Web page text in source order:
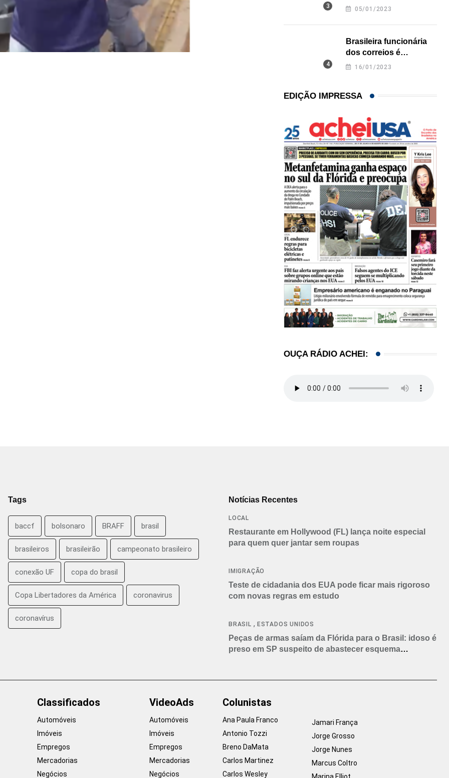
,
Em medida inédita, EUA revogam visto de
impressas em 3D é
05/01/2023
Brasileira funcionária
dos correios é
assassinada a facadas
16/01/2023
EDIÇÃO IMPRESSA
OUÇA RÁDIO ACHEI:
Tags
baccf bolsonaro BRAFF brasil
brasileiros brasileirão campeonato brasileiro
conexão UF copa do brasil
Copa Libertadores da América coronavirus
coronavírus
Notícias Recentes
LOCAL
Restaurante em Hollywood (FL) lança noite especial
para quem quer jantar sem roupas
IMIGRAÇÃO
Teste de cidadania dos EUA pode ficar mais rigoroso
com novas regras em estudo
BRASIL , ESTADOS UNIDOS
Peças de armas saíam da Flórida para o Brasil: idoso é
preso em SP suspeito de abastecer esquema
Classificados
Automóveis
Imóveis
Empregos
Mercadorias
Negócios
VideoAds
Automóveis
Imóveis
Empregos
Mercadorias
Negócios
Colunistas
Ana Paula Franco
Antonio Tozzi
Breno DaMata
Carlos Martinez
Carlos Wesley
Jamari França
Jorge Grosso
Jorge Nunes
Marcus Coltro